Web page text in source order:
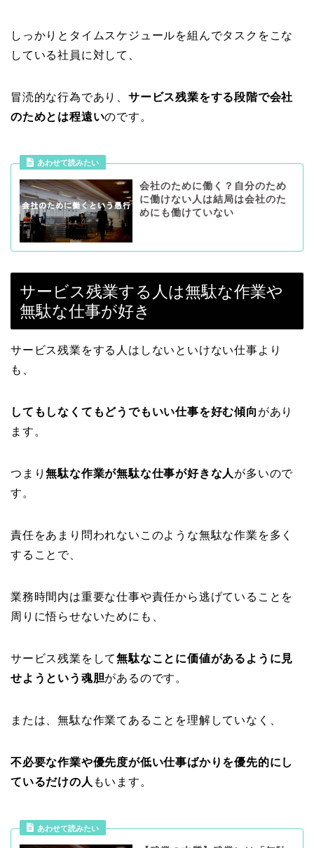
しっかりとタイムスケジュールを組んでタスクをこな
している社員に対して、
冒涜的な行為であり、 サービス残業をする段階で会社
のためとは程遠いのです。
あわせて読みたい
会社のために働く？自分のため
に働けない人は結局は会社のた
めにも働けていない
サービス残業する人は無駄な作業や
無駄な仕事が好き
サービス残業をする人はしないといけない仕事より
も、
してもしなくてもどうでもいい仕事を好む傾向 があり
ます。
つまり無駄な作業が無駄な仕事が好きな人 が多いので
す。
責任をあまり問われないこのような無駄な作業を多く
することで、
業務時間内は重要な仕事や責任から逃げていることを
周りに悟らせないためにも、
サービス残業をして無駄なことに価値があるように見
せようという魂胆があるのです。
または、無駄な作業てあることを理解していなく、
不必要な作業や優先度が低い仕事ばかりを優先的にし
ているだけの人 もいます。
あわせて読みたい